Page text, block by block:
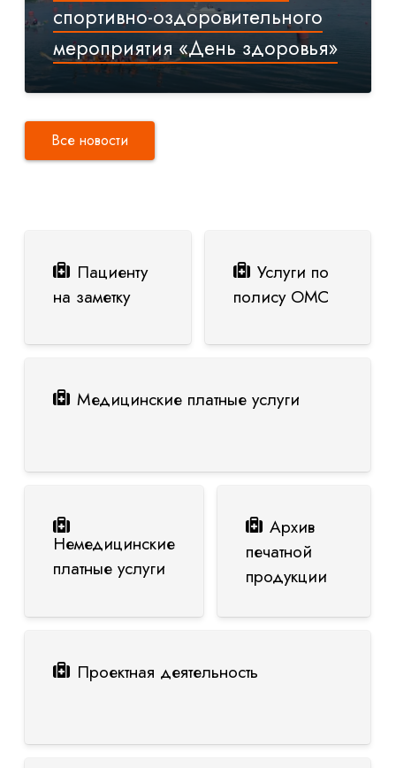
спортивно-оздоровительного
мероприятия «День здоровья»
Все новости
Пациенту
на заметку
Услуги по
полису ОМС
Медицинские платные услуги
Немедицинские
платные услуги
Архив
печатной
продукции
Проектная деятельность